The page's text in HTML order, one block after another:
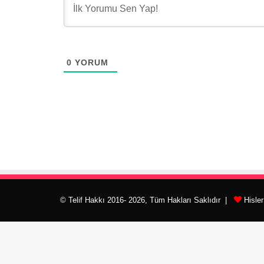
0 YORUM
© Telif Hakkı 2016- 2026, Tüm Hakları Saklıdır |